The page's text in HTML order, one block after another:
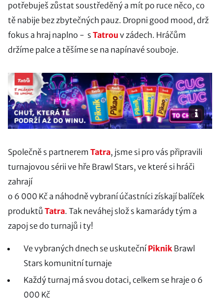
potřebuješ zůstat soustředěný a mít po ruce něco, co
tě nabije bez zbytečných pauz. Dropni good mood, drž
fokus a hraj naplno - s Tatrou v zádech. Hráčům
držíme palce a těšíme se na napínavé souboje.
Společně s partnerem Tatra, jsme si pro vás připravili
turnajovou sérii ve hře Brawl Stars, ve které si hráči
zahrají
o 6 000 Kč a náhodně vybraní účastníci získají balíček
produktů Tatra. Tak neváhej slož s kamarády tým a
zapoj se do turnajů i ty!
Ve vybraných dnech se uskutečníPiknik Brawl
Stars komunitní turnaje
Každý turnaj má svou dotaci, celkem se hraje o 6
000 Kč